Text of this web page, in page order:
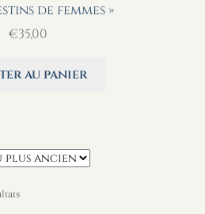
de femmes »
€35,00
au panier
Trié